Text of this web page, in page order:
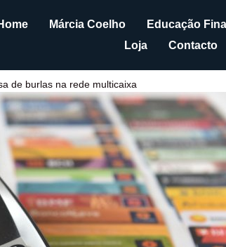
Márcia Coelho Educação
Loja
Contacto
de burlas na rede multicaixa